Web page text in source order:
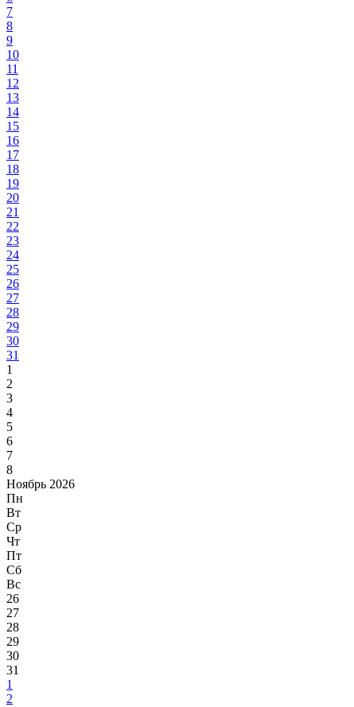
7
8
9
10
11
12
13
14
15
16
17
18
19
20
21
22
23
24
25
26
27
28
29
30
31
1
2
3
4
5
6
7
8
Ноябрь 2026
Пн
Вт
Ср
Чт
Пт
Сб
Вс
26
27
28
29
30
31
1
2